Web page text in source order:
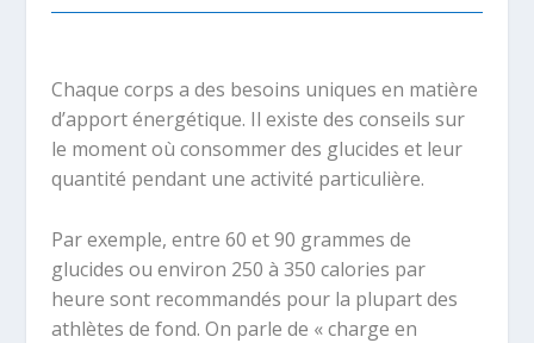
Chaque corps a des besoins uniques en matière
d’apport énergétique. Il existe des conseils sur
le moment où consommer des glucides et leur
quantité pendant une activité particulière.
Par exemple, entre 60 et 90 grammes de
glucides ou environ 250 à 350 calories par
heure sont recommandés pour la plupart des
athlètes de fond. On parle de « charge en